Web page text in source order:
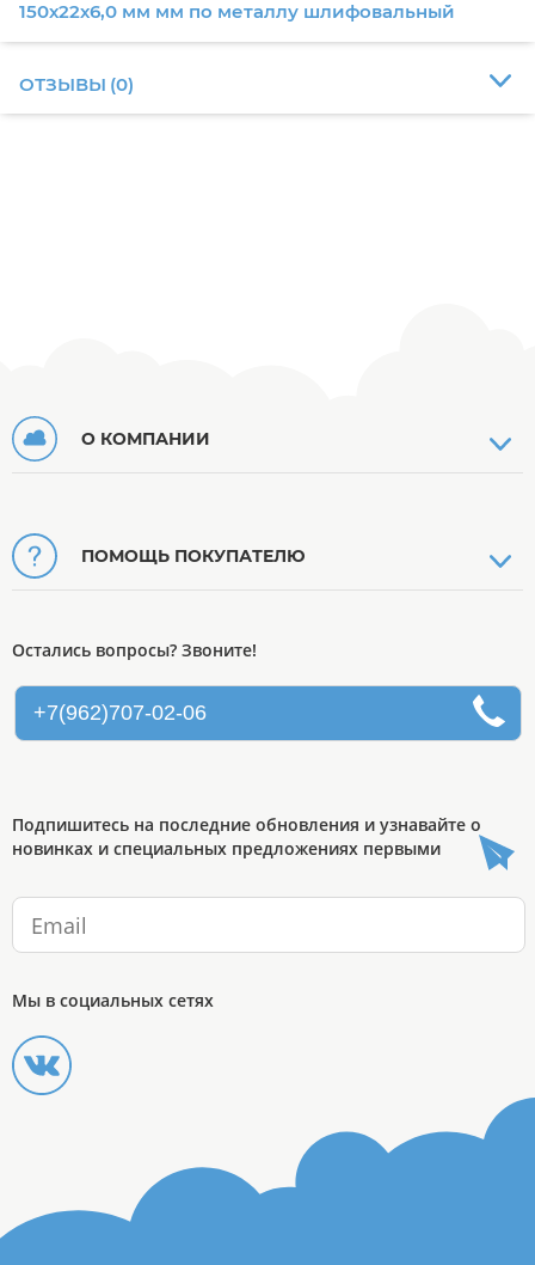
150х22х6,0 мм мм по металлу шлифовальный
ОТЗЫВЫ (0)
О КОМПАНИИ
ПОМОЩЬ ПОКУПАТЕЛЮ
Остались вопросы? Звоните!
+7(962)707-02-06
Подпишитесь на последние обновления и узнавайте о
новинках и специальных предложениях первыми
Мы в социальных сетях